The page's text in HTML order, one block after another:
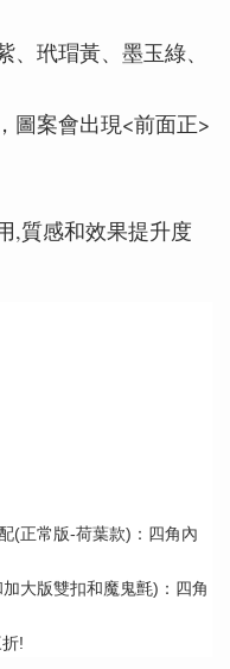
玳瑁黃、墨玉綠、
圖案會出現<前面正>
,質感和效果提升度
(正常版-荷葉款)：四角內
大版雙扣和魔鬼氈)：四角
!